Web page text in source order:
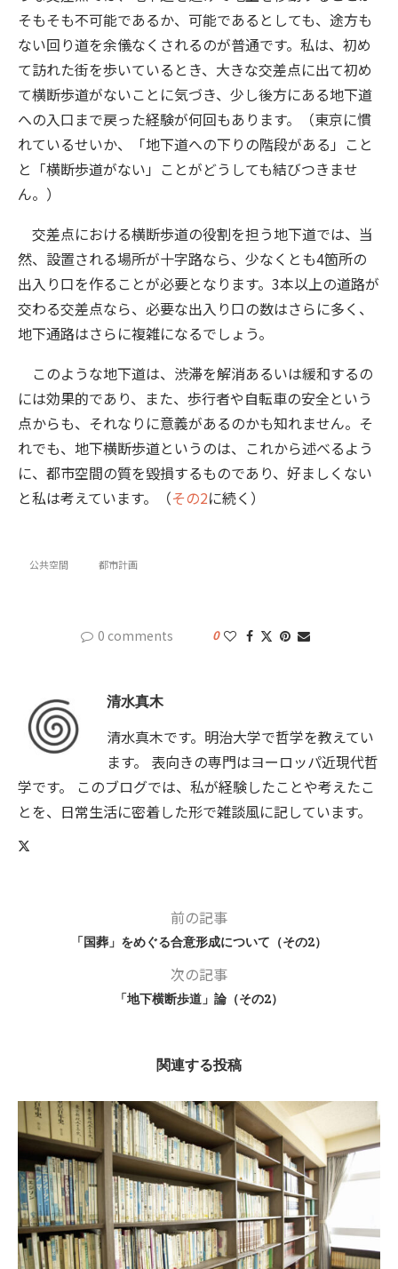
そもそも不可能であるか、可能であるとしても、途方も
ない回り道を余儀なくされるのが普通です。私は、初め
て訪れた街を歩いているとき、大きな交差点に出て初め
て横断歩道がないことに気づき、少し後方にある地下道
への入口まで戻った経験が何回もあります。（東京に慣
れているせいか、「地下道への下りの階段がある」こと
と「横断歩道がない」ことがどうしても結びつきませ
ん。）
交差点における横断歩道の役割を担う地下道では、当
然、設置される場所が十字路なら、少なくとも4箇所の
出入り口を作ることが必要となります。3本以上の道路が
交わる交差点なら、必要な出入り口の数はさらに多く、
地下通路はさらに複雑になるでしょう。
このような地下道は、渋滞を解消あるいは緩和するの
には効果的であり、また、歩行者や自転車の安全という
点からも、それなりに意義があるのかも知れません。そ
れでも、地下横断歩道というのは、これから述べるよう
に、都市空間の質を毀損するものであり、好ましくない
と私は考えています。（その2に続く）
公共空間 都市計画
0 comments 0
清水真木
清水真木です。明治大学で哲学を教えてい
ます。 表向きの専門はヨーロッパ近現代哲
学です。 このブログでは、私が経験したことや考えたこ
とを、日常生活に密着した形で雑談風に記しています。
前の記事
「国葬」をめぐる合意形成について（その2）
次の記事
「地下横断歩道」論（その2）
関連する投稿